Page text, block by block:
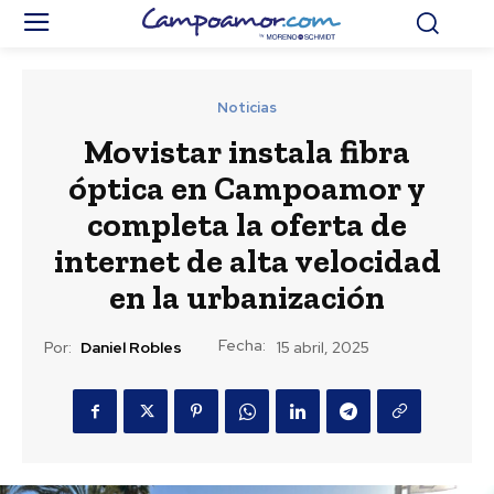
Noticias
Movistar instala fibra
óptica en Campoamor y
completa la oferta de
internet de alta velocidad
en la urbanización
Por: Daniel Robles Fecha: 15 abril, 2025